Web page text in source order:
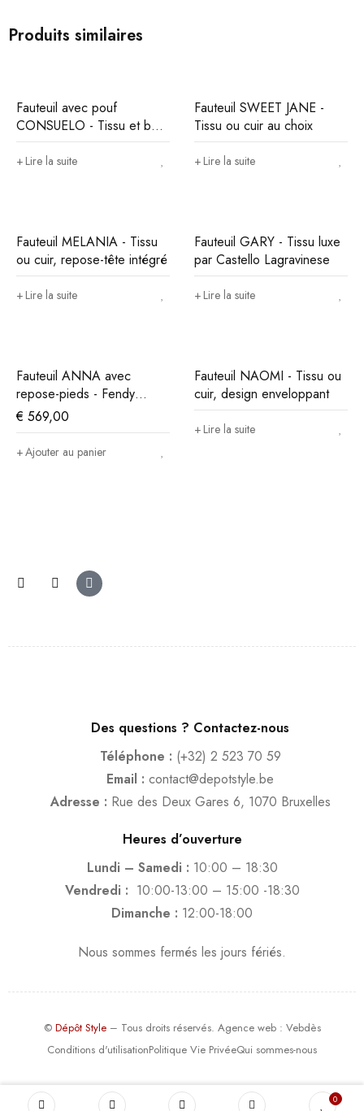
Produits similaires
Fauteuil avec pouf
CONSUELO - Tissu et bois
foncé
Lire la suite
Fauteuil SWEET JANE -
Tissu ou cuir au choix
Lire la suite
Fauteuil MELANIA - Tissu
ou cuir, repose-tête intégré
Lire la suite
Fauteuil GARY - Tissu luxe
par Castello Lagravinese
Lire la suite
Fauteuil ANNA avec
repose-pieds - Fendy
marron
€ 569,00
Ajouter au panier
Fauteuil NAOMI - Tissu ou
cuir, design enveloppant
Lire la suite
Des questions ? Contactez-nous
Téléphone : (+32) 2 523 70 59
Email : contact@depotstyle.be
Adresse : Rue des Deux Gares 6, 1070 Bruxelles
Heures d’ouverture
Lundi – Samedi : 10:00 – 18:30
Vendredi : 10:00-13:00 – 15:00 -18:30
Dimanche : 12:00-18:00
Nous sommes fermés les jours fériés.
© Dépôt Style– Tous droits réservés. Agence web: Vebdès
Conditions d'utilisationPolitique Vie PrivéeQui sommes-nous
0